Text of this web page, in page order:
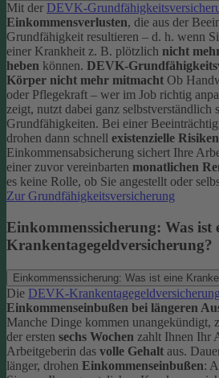
Mit der DEVK-
Einkommensverlusten, die aus der
Grundfähigkeit resultieren – d. h. wenn
einer Krankheit z. B. plötzlich nicht
heben können. DEVK-
Körper nicht mehr mitmacht Ob
oder Pflegekraft – wer im Job richtig
zeigt, nutzt dabei ganz selbstverständlich
Grundfähigkeiten. Bei einer
drohen dann schnell existenzielle Risiken
Einkommensabsicherung sichert Ihre
einer zuvor vereinbarten monatlichen
es keine Rolle, ob Sie angestellt oder
Zur Grundfähigkeitsversicherung
Einkommenssicherung: Was ist
Krankentagegeldversicherung?
Einkommenssicherung: Was ist eine
Die DEVK-Krankentagegeldversicherung
Einkommenseinbußen bei längeren
Manche Dinge kommen unangekündigt,
der ersten sechs Wochen zahlt Ihnen Ihr
Arbeitgeberin das volle Gehalt aus.
länger, drohen Einkommenseinbußen: